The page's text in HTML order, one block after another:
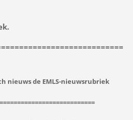
nieuws de EMLS-nieuwsrubriek